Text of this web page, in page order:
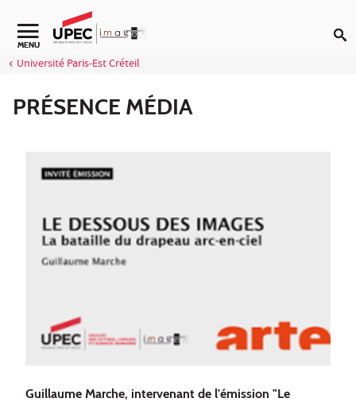
Aller au contenu
Navigation secondaire
MENU
Université Paris-Est Créteil
PRÉSENCE MÉDIA
Guillaume Marche, intervenant de l'émission "Le